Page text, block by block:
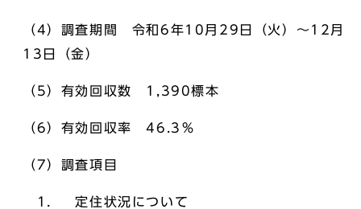
（4）調査期間 令和6年10月29日（火）～12月
13日（金）
（5）有効回収数 1,390標本
（6）有効回収率 46.3％
（7）調査項目
1． 定住状況について